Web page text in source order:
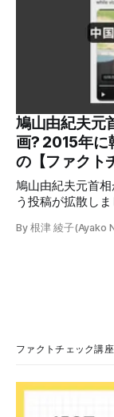
ガスを燃料とし
熱を冷暖房など
原因だとする投稿が
ソーシャルリス
の投稿の表示回
爆発の原因をめ
っているため検証する。 検証過程 イオン
2026年7月28日午
発生した。午後6
「イ
鳩山由紀夫元
画? 2015年に
の【ファクト
鳩山由紀夫元首
う投稿が拡散し
立運動家らに謝罪
拡散した。 検証する理由 8月6日現在、投稿は200回以上リ
いてあるように
By 根津 綾子(Ayako
ファクトチェック講座